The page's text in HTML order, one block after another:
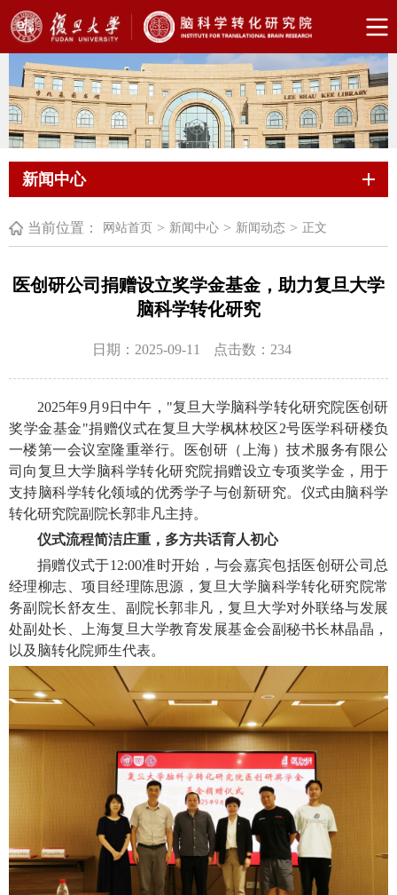
新闻中心
当前位置： 网站首页 > 新闻中心 > 新闻动态 > 正文
医创研公司捐赠设立奖学金基金，助力复旦大学
脑科学转化研究
日期：2025-09-11 点击数： 234
2025年9月9日中午，"复旦大学脑科学转化研究院医创研
奖学金基金"捐赠仪式在复旦大学枫林校区2号医学科研楼负
一楼第一会议室隆重举行。医创研（上海）技术服务有限公
司向复旦大学脑科学转化研究院捐赠设立专项奖学金，用于
支持脑科学转化领域的优秀学子与创新研究。仪式由脑科学
转化研究院副院长郭非凡主持。
仪式流程简洁庄重，多方共话育人初心
捐赠仪式于12:00准时开始，与会嘉宾包括医创研公司总
经理柳志、项目经理陈思源，复旦大学脑科学转化研究院常
务副院长舒友生、副院长郭非凡，复旦大学对外联络与发展
处副处长、上海复旦大学教育发展基金会副秘书长林晶晶，
以及脑转化院师生代表。